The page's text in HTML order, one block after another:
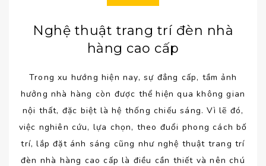
Nghệ thuật trang trí đèn nhà
hàng cao cấp
Trong xu hướng hiện nay, sự đẳng cấp, tầm ảnh
hưởng nhà hàng còn được thể hiện qua không gian
nội thất, đặc biệt là hệ thống chiếu sáng. Vì lẽ đó,
việc nghiên cứu, lựa chọn, theo đuổi phong cách bố
trí, lắp đặt ánh sáng cũng như nghệ thuật trang trí
đèn nhà hàng cao cấp là điều cần thiết và nên chú